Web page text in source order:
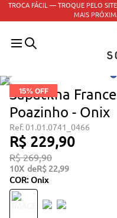
TROCA FÁCIL — TROQUE PELO
MAIS
15% OFF
Sapatilha
Poazinho - Onix
01.01.0741_0466
R$ 229,90
R$ 269,90
10 R$ 22,99
COR: Onix